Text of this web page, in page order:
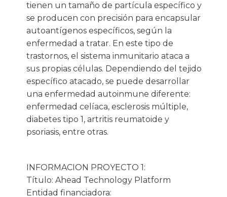
tienen un tamaño de partícula específico y
se producen con precisión para encapsular
autoantígenos específicos, según la
enfermedad a tratar. En este tipo de
trastornos, el sistema inmunitario ataca a
sus propias células. Dependiendo del tejido
específico atacado, se puede desarrollar
una enfermedad autoinmune diferente:
enfermedad celíaca, esclerosis múltiple,
diabetes tipo 1, artritis reumatoide y
psoriasis, entre otras.
INFORMACION PROYECTO 1:
Título: Ahead Technology Platform
Entidad financiadora: